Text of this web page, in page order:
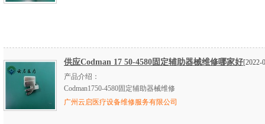
供应Codman 17 50-4580固定辅助器械维修哪家好[2022-
产品介绍：
Codman1750-4580固定辅助器械维修
广州云启医疗设备维修服务有限公司